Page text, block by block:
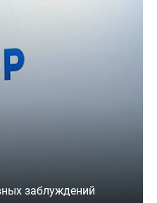
заблуждений